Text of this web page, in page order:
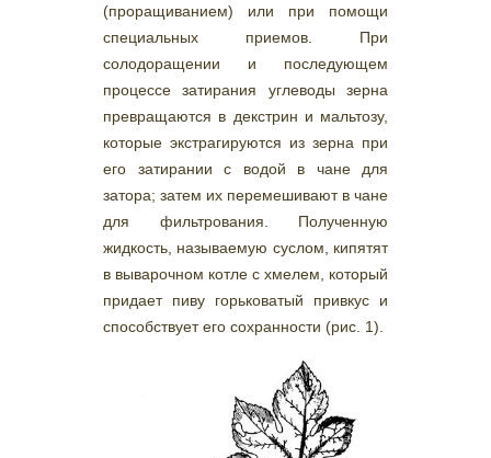
(проращиванием) или при помощи
специальных приемов. При
солодоращении и последующем
процессе затирания углеводы зерна
превращаются в декстрин и мальтозу,
которые экстрагируются из зерна при
его затирании с водой в чане для
затора; затем их перемешивают в чане
для фильтрования. Полученную
жидкость, называемую суслом, кипятят
в выварочном котле с хмелем, который
придает пиву горьковатый привкус и
способствует его сохранности (рис. 1).